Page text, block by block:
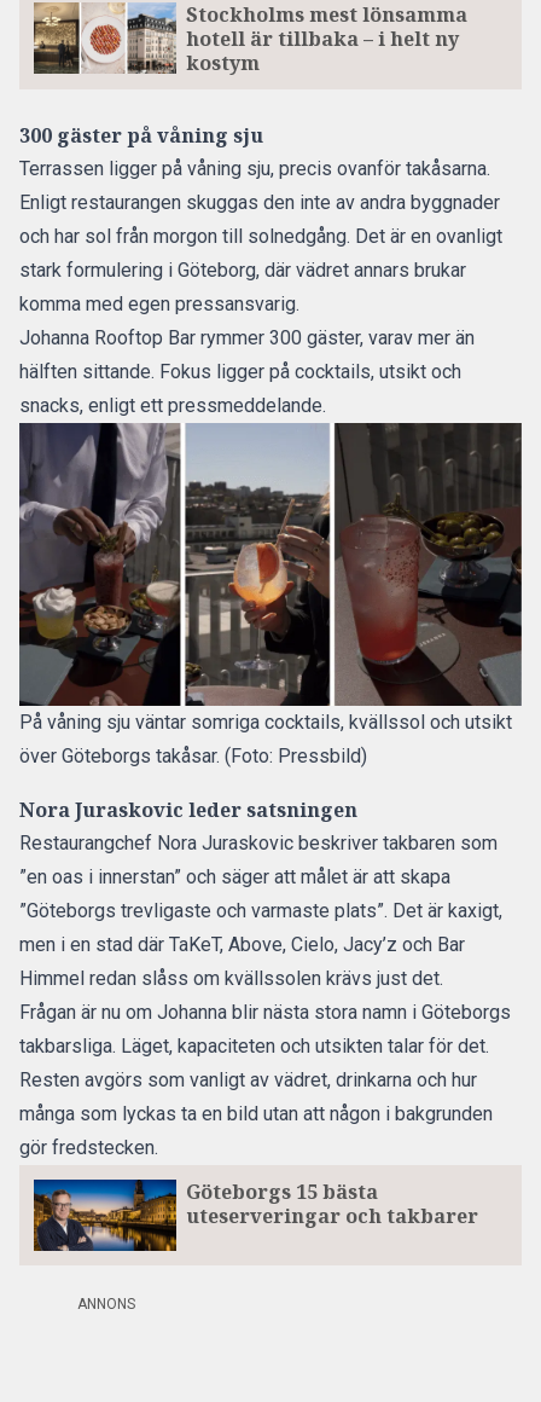
Stockholms mest lönsamma
hotell är tillbaka – i helt ny
kostym
300 gäster på våning sju
Terrassen ligger på våning sju, precis ovanför takåsarna.
Enligt restaurangen skuggas den inte av andra byggnader
och har sol från morgon till solnedgång. Det är en ovanligt
stark formulering i Göteborg, där vädret annars brukar
komma med egen pressansvarig.
Johanna Rooftop Bar rymmer 300 gäster, varav mer än
hälften sittande. Fokus ligger på cocktails, utsikt och
snacks, enligt ett pressmeddelande.
På våning sju väntar somriga cocktails, kvällssol och utsikt
över Göteborgs takåsar. (Foto: Pressbild)
Nora Juraskovic leder satsningen
Restaurangchef Nora Juraskovic beskriver takbaren som
”en oas i innerstan” och säger att målet är att skapa
”Göteborgs trevligaste och varmaste plats”. Det är kaxigt,
men i en stad där TaKeT, Above, Cielo, Jacy’z och Bar
Himmel redan slåss om kvällssolen krävs just det.
Frågan är nu om Johanna blir nästa stora namn i Göteborgs
takbarsliga. Läget, kapaciteten och utsikten talar för det.
Resten avgörs som vanligt av vädret, drinkarna och hur
många som lyckas ta en bild utan att någon i bakgrunden
gör fredstecken.
Göteborgs 15 bästa
uteserveringar och takbarer
ANNONS